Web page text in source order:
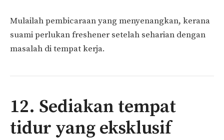
Mulailah pembicaraan yang menyenangkan, kerana
suami perlukan freshener setelah seharian dengan
masalah di tempat kerja.
12. Sediakan tempat
tidur yang eksklusif